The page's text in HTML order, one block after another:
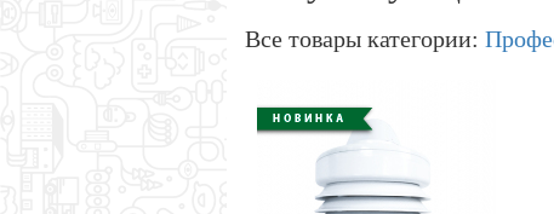
Все товары категории: